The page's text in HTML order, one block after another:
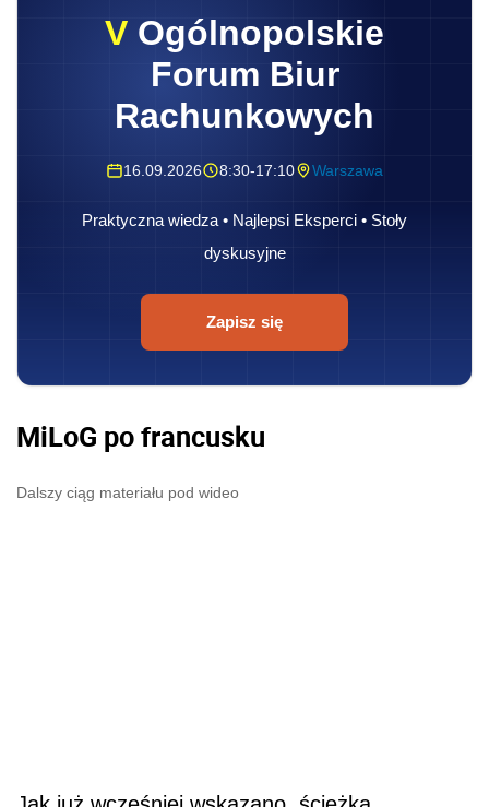
V Ogólnopolskie
Forum Biur
Rachunkowych
16.09.2026 8:30-17:10 Warszawa
Praktyczna wiedza • Najlepsi Eksperci • Stoły
dyskusyjne
Zapisz się
MiLoG po francusku
Dalszy ciąg materiału pod wideo